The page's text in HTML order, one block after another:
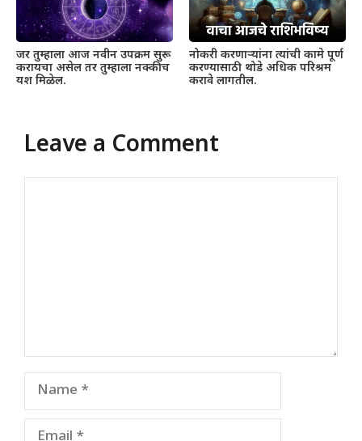
जर तुम्हाला आज नवीन उपक्रम सुरू
करायचा असेल तर तुम्हाला नक्कीच
यश मिळेल.
नोकरी करणाऱ्यांना त्यांची कामे पूर्ण
करण्यासाठी थोडे अधिक परिश्रम
करावे लागतील.
Leave a Comment
Name
Email